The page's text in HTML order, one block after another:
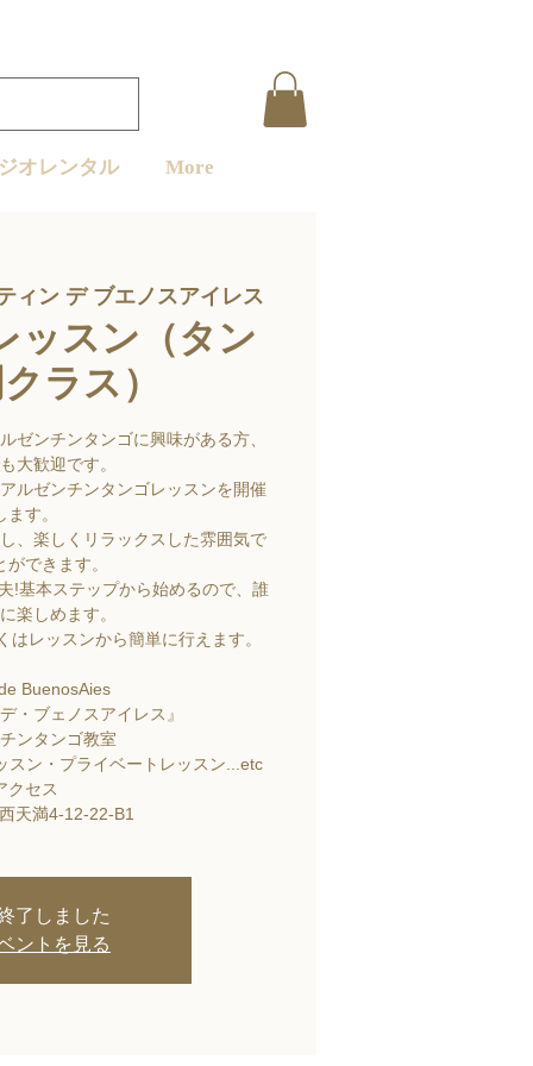
オレンタル More
ィン デ ブエノスアイレス
ッスン（タン
ラス）
ゼンチンタンゴに興味がある方、
大歓迎です。
ルゼンチンタンゴレッスンを開催
ます。
、楽しくリラックスした雰囲気で
ができます。
!基本ステップから始めるので、誰
楽しめます。
レッスンから簡単に行えます。
BuenosAies
・ブェノスアイレス』
ンタンゴ教室
スン・プライベートレッスン...etc
クセス
天満4-12-22-B1
了しました
ントを見る